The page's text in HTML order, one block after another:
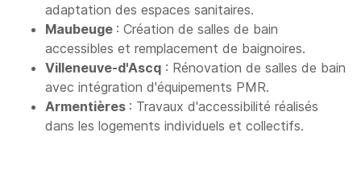
adaptation des espaces sanitaires.
Maubeuge : Création de salles de bain
accessibles et remplacement de baignoires.
Villeneuve-d'Ascq : Rénovation de salles de bain
avec intégration d'équipements PMR.
Armentières : Travaux d'accessibilité réalisés
dans les logements individuels et collectifs.